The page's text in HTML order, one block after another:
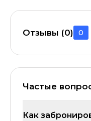
Отзывы (0) 0
Частые
Как